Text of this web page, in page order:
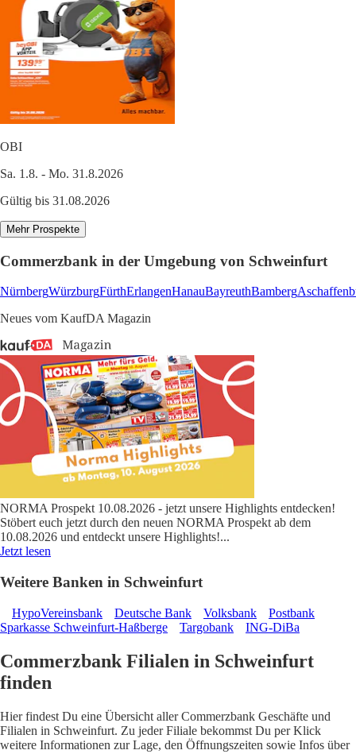
OBI
Sa. 1.8. - Mo. 31.8.2026
Gültig bis 31.08.2026
Mehr Prospekte
Commerzbank in der Umgebung von Schweinfurt
NürnbergWürzburgFürthErlangenHanauBayreuthBamberg
Neues vom KaufDA Magazin
NORMA Prospekt 10.08.2026 - jetzt unsere Highlights entdecken!
Stöbert euch jetzt durch den neuen NORMA Prospekt ab dem
10.08.2026 und entdeckt unsere Highlights!...
Jetzt lesen
Weitere Banken in Schweinfurt
HypoVereinsbank Deutsche Bank Volksbank
Postbank
Sparkasse Schweinfurt-Haßberge
Targobank ING-DiBa
Commerzbank Filialen in Schweinfurt
finden
Hier findest Du eine Übersicht aller Commerzbank Geschäfte und
Filialen in Schweinfurt. Zu jeder Filiale bekommst Du per Klick
weitere Informationen zur Lage, den Öffnungszeiten sowie Infos über